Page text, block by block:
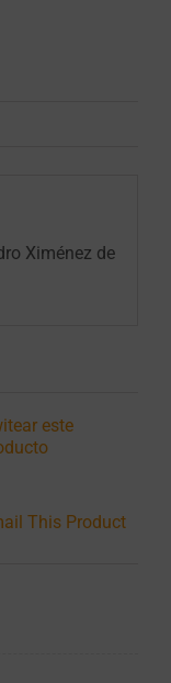
Ximénez de
este
This Product